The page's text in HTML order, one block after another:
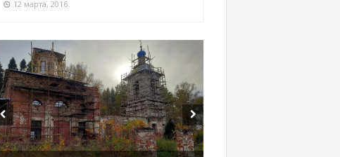
12 марта, 2016